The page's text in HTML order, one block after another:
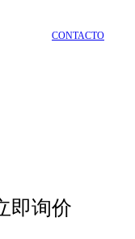
CONTACTO
即询价